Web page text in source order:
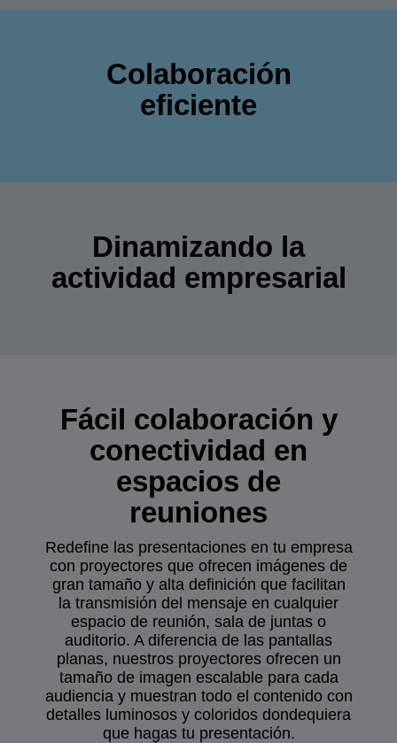
Colaboración
eficiente
Dinamizando la
actividad empresarial
Fácil colaboración y
conectividad en
espacios de
reuniones
Redefine las presentaciones en tu empresa
con proyectores que ofrecen imágenes de
gran tamaño y alta definición que facilitan
la transmisión del mensaje en cualquier
espacio de reunión, sala de juntas o
auditorio. A diferencia de las pantallas
planas, nuestros proyectores ofrecen un
tamaño de imagen escalable para cada
audiencia y muestran todo el contenido con
detalles luminosos y coloridos dondequiera
que hagas tu presentación.